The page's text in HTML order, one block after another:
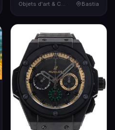
Objets d'art & Curiosités
Bastia